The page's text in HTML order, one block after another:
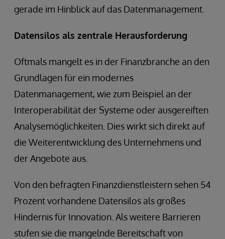
gerade im Hinblick auf das Datenmanagement.
Datensilos als zentrale Herausforderung
Oftmals mangelt es in der Finanzbranche an den
Grundlagen für ein modernes
Datenmanagement, wie zum Beispiel an der
Interoperabilität der Systeme oder ausgereiften
Analysemöglichkeiten. Dies wirkt sich direkt auf
die Weiterentwicklung des Unternehmens und
der Angebote aus.
Von den befragten Finanzdienstleistern sehen 54
Prozent vorhandene Datensilos als großes
Hindernis für Innovation. Als weitere Barrieren
stufen sie die mangelnde Bereitschaft von